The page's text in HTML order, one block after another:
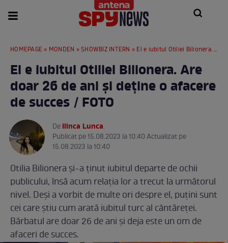
HOMEPAGE » MONDEN »SHOWBIZ INTERN » El e iubitul Otiliei Bilionera. Are doar 26 de ani și deține o afacere de succes / FOTO
El e iubitul Otiliei Bilionera. Are
doar 26 de ani și deține o afacere
de succes / FOTO
DeIlinca Lunca.
Publicat pe 15.08.2023 la 10:40 Actualizat pe
15.08.2023 la 10:40
Otilia Bilionera și-a ținut iubitul departe de ochii
publicului, însă acum relația lor a trecut la următorul
nivel. Deși a vorbit de multe ori despre el, puțini sunt
cei care știu cum arată iubitul turc al cântăreței.
Bărbatul are doar 26 de ani și deja este un om de
afaceri de succes.